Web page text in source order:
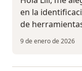
en la
de
9 de enero de 2026